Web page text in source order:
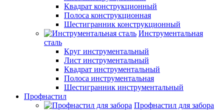
Квадрат конструкционный
Полоса конструкционная
Шестигранник конструкционный
Инструментальная
сталь
Круг инструментальный
Лист инструментальный
Квадрат инструментальный
Полоса инструментальная
Шестигранник инструментальный
Профнастил
Профнастил для забора